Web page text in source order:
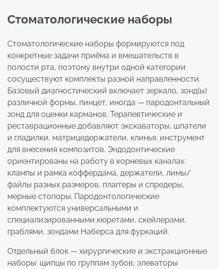
Стоматологические наборы
Стоматологические наборы формируются под
конкретные задачи приёма и вмешательств в
полости рта, поэтому внутри одной категории
сосуществуют комплекты разной направленности.
Базовый диагностический включает зеркало, зонд(ы)
различной формы, пинцет, иногда — пародонтальный
зонд для оценки карманов. Терапевтические и
реставрационные добавляют экскаваторы, шпатели
и гладилки, матрицедержатели, клинья, инструмент
для внесения композитов. Эндодонтические
ориентированы на работу в корневых каналах:
клампы и рамка коффердама, держатели, лимы/
файлы разных размеров, плаггеры и спредеры,
мерные стопоры. Пародонтологические
комплектуются универсальными и
специализированными кюретами, скейлерами,
граблями, зондами Наберса для фуркаций.
Отдельный блок — хирургические и экстракционные
наборы: щипцы по группам зубов, элеваторы